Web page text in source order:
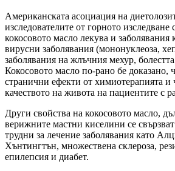
Американската асоциация на
изследователите от горното
кокосовото масло лекува и заболявания
вирусни заболявания (мононуклеоза,
заболявания на жлъчния мехур,
Кокосовото масло по-рано бе доказано,
странични ефекти от химиотерапията и
качеството на живота на пациентите с
Други свойства на кокосовото масло,
верижните мастни киселини се
трудни за лечение заболявания като
Хънтингтън, множествена склероза,
епилепсия и диабет.